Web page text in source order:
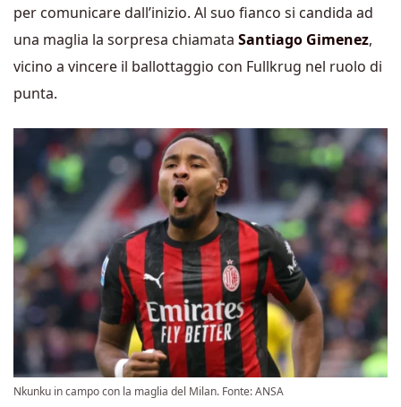
per comunicare dall’inizio. Al suo fianco si candida ad
una maglia la sorpresa chiamata Santiago Gimenez,
vicino a vincere il ballottaggio con Fullkrug nel ruolo di
punta.
Nkunku in campo con la maglia del Milan. Fonte: ANSA